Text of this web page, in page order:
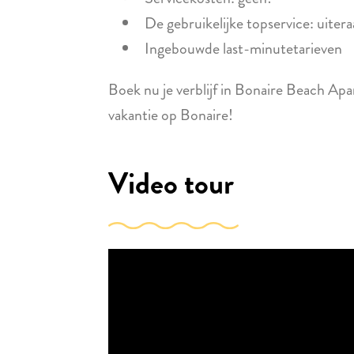
De gebruikelijke topservice:
Ingebouwde last-minutetarieven
Boek nu je verblijf in Bonaire Beach
vakantie op Bonaire!
Video tour